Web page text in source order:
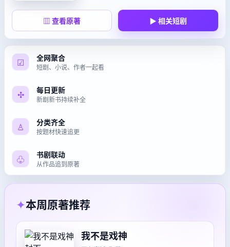
▥ 查看原著 ▶ 相关短剧
☑ 全网聚合
短剧、小说、作者一起看
✣ 每日更新
新剧新书持续补全
♙ 分类齐全
按题材快速追更
♧ 书剧联动
从作品追到原著
✦本周原著推荐
我不是戏神